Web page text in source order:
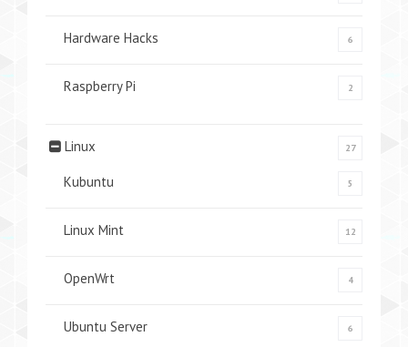
Hardware Hacks 6
Raspberry Pi 2
Linux 27
Kubuntu 5
Linux Mint 12
OpenWrt 4
Ubuntu Server 6